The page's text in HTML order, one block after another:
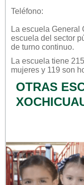
Teléfono:
La escuela General
escuela del sector
de turno continuo.
La escuela tiene
mujeres y 119 son
OTRAS